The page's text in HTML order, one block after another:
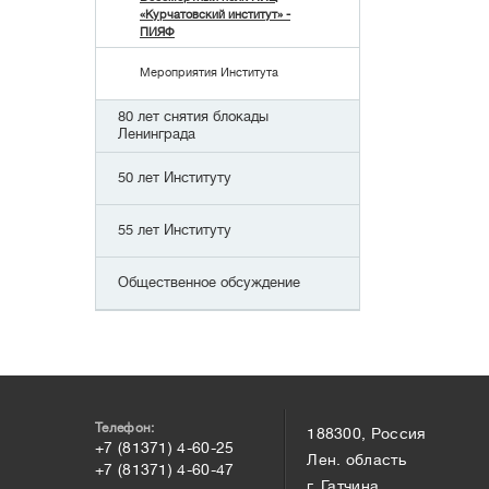
«Курчатовский институт» -
ПИЯФ
Мероприятия Института
80 лет снятия блокады
Ленинграда
50 лет Институту
55 лет Институту
Общественное обсуждение
Телефон:
+7 (81371) 4-60-25
+7 (81371) 4-60-47
188300, Россия
Лен. область